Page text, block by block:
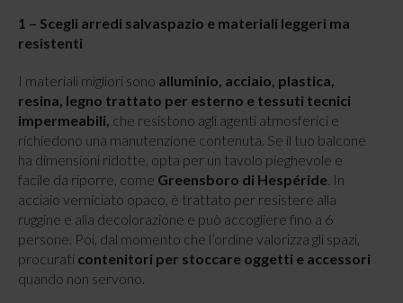
1 – Scegli arredi salvaspazio e materiali leggeri ma
resistenti
I materiali migliori sono alluminio, acciaio, plastica,
resina, legno trattato per esterno e tessuti tecnici
impermeabili, che resistono agli agenti atmosferici e
richiedono una manutenzione contenuta. Se il tuo balcone
ha dimensioni ridotte, opta per un tavolo pieghevole e
facile da riporre, come Greensboro di Hespéride . In
acciaio verniciato opaco, è trattato per resistere alla
ruggine e alla decolorazione e può accogliere fino a 6
persone. Poi, dal momento che l’ordine valorizza gli spazi,
procurati contenitori per stoccare oggetti e accessori
quando non servono.